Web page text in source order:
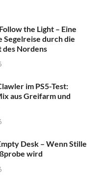
the Light – Eine
Segelreise durch die
des Nordens
im PS5-Test:
aus Greifarm und
Desk – Wenn Stille
wird